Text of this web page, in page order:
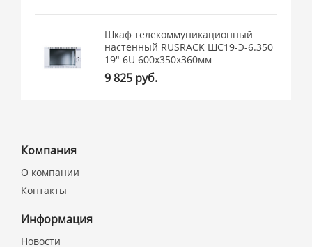
Шкаф телекоммуникационный
настенный RUSRACK ШС19-Э-6.350
19" 6U 600x350x360мм
9 825 руб.
Компания
О компании
Контакты
Информация
Новости